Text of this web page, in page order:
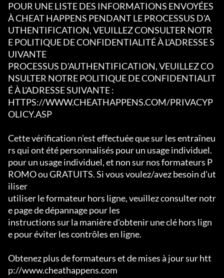
POUR UNE LISTE DES INFORMATIONS ENVOYÉES
À CHEAT HAPPENS PENDANT LE PROCESSUS D'A
UTHENTIFICATION, VEUILLEZ CONSULTER NOTR
E POLITIQUE DE CONFIDENTIALITÉ À L'ADRESSE S
UIVANTE
PROCESSUS D'AUTHENTIFICATION, VEUILLEZ CO
NSULTER NOTRE POLITIQUE DE CONFIDENTIALIT
É À L'ADRESSE SUIVANTE :
HTTPS://WWW.CHEATHAPPENS.COM/PRIVACYP
OLICY.ASP
Cette vérification n'est effectuée que sur les entraîneu
rs qui ont été personnalisés pour un usage individuel.
pour un usage individuel, et non sur nos formateurs P
ROMO ou GRATUITS. Si vous voulez/avez besoin d'ut
iliser
utiliser le formateur hors ligne, veuillez consulter notr
e page de dépannage pour les
instructions sur la manière d'obtenir une clé hors lign
e pour éviter les contrôles en ligne.
Obtenez plus de formateurs et de mises à jour sur htt
p://www.cheathappens.com